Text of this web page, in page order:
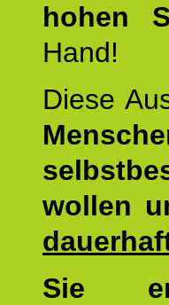
hohen
Hand!
Diese
wollen
Sie